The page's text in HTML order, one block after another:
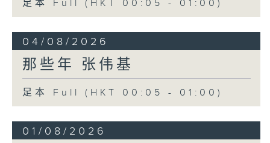
足本 Full (HKT 00:05 - 01:00)
04/08/2026
那些年 张伟基
足本 Full (HKT 00:05 - 01:00)
01/08/2026